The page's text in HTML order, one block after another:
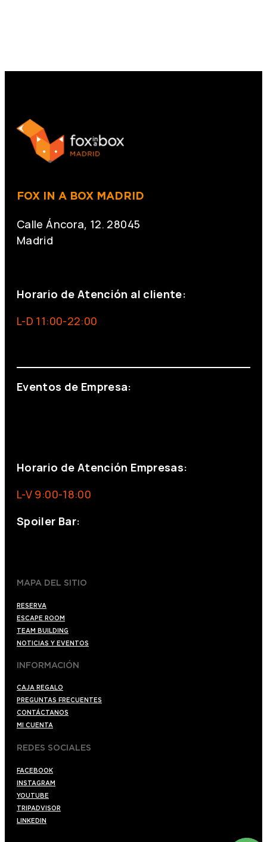
FOX IN A BOX MADRID
Calle Áncora, 12. 28045
Madrid
Horario de Atención al cliente:
L-D 11:00-22:00
Eventos de Empresa:
Horario de Atención Empresas:
L-V 9:00-18:00
Spoiler Bar:
MAPA DEL SITIO
RESERVA
ESCAPE ROOM
TEAM BUILDING
NOTICIAS Y EVENTOS
INFORMACIÓN
CAJA REGALO
PREGUNTAS FRECUENTES
CONTÁCTANOS
MI CUENTA
REDES SOCIALES
FACEBOOK
INSTAGRAM
YOUTUBE
TRIPADVISOR
LINKEDIN